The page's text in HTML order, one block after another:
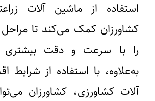
استفاده از ماشین آلات
کشاورزان کمک می‌کند تا
را با سرعت و دقت بیشتری
به‌علاوه، با استفاده از شرایط
آلات کشاورزی، کشاورزان